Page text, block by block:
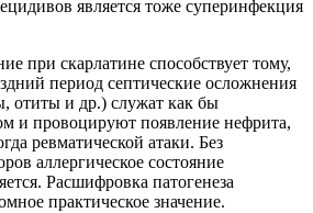
является тоже суперинфекция
при скарлатине способствует тому,
период септические осложнения
отиты и др.) служат как бы
и провоцируют появление нефрита,
ревматической атаки. Без
аллергическое состояние
Расшифровка патогенеза
практическое значение.